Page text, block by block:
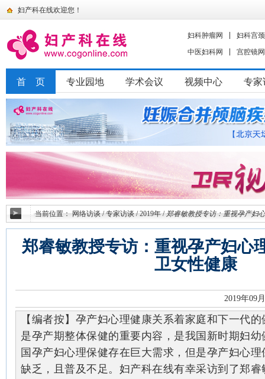
妇产科在线欢迎您！
妇科肿瘤网
妇科宫
中医妇科网
宫腔镜网
首 页 专业园地 学术会议 视频中心 专家
当前位置：网络访谈 / 专家访谈 / 2019年 / 郑睿敏教授专访：重视孕产妇
郑睿敏教授专访：重视孕产妇心
卫女性健康
2019年09
【编者按】孕产妇心理健康关系着家庭和下一代
是孕产期整体保健的重要内容，是我国新时期妇
国孕产妇心理保健存在巨大需求，但是孕产妇心
缺乏，且普及不足。妇产科在线有幸采访到了郑